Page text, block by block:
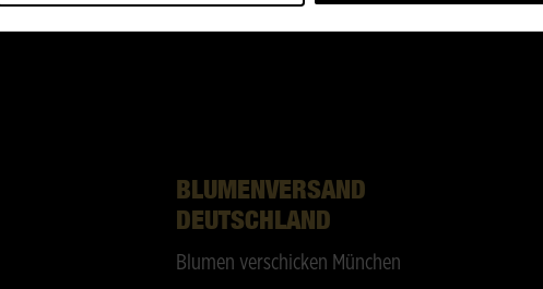
BLUMENVERSAND
DEUTSCHLAND
Blumen verschicken München